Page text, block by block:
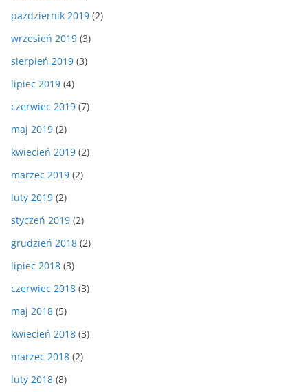
październik 2019 (2)
wrzesień 2019 (3)
sierpień 2019 (3)
lipiec 2019 (4)
czerwiec 2019 (7)
maj 2019 (2)
kwiecień 2019 (2)
marzec 2019 (2)
luty 2019 (2)
styczeń 2019 (2)
grudzień 2018 (2)
lipiec 2018 (3)
czerwiec 2018 (3)
maj 2018 (5)
kwiecień 2018 (3)
marzec 2018 (2)
luty 2018 (8)